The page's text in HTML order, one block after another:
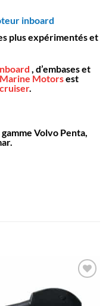
inboard
plus expérimentés et
, d’embases et
Marine Motorsest
.
Volvo Penta,
AJOUTER
À LA